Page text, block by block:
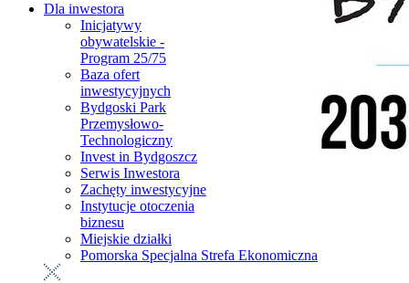
Dla inwestora
Inicjatywy
obywatelskie -
Program 25/75
Baza ofert
inwestycyjnych
Bydgoski Park
Przemysłowo-
Technologiczny
Invest in Bydgoszcz
Serwis Inwestora
Zachęty inwestycyjne
Instytucje otoczenia
biznesu
Miejskie działki
Pomorska Specjalna Strefa Ekonomiczna